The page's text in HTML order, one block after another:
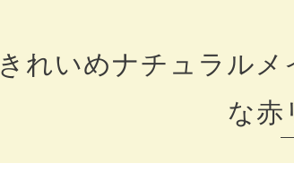
きれいめナチュラル
な赤